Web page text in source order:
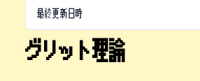
最終更新日時
グリット理論